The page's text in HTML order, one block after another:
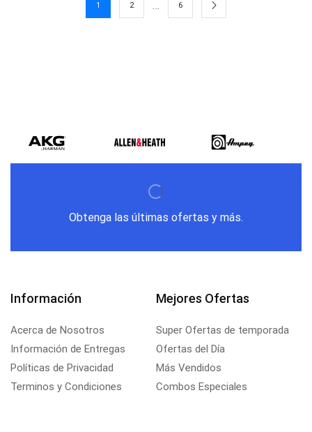
1 2 6
Obtenga las últimas ofertas y más.
Información
Acerca de Nosotros
Información de Entregas
Políticas de Privacidad
Terminos y Condiciones
Mejores Ofertas
Super Ofertas de temporada
Ofertas del Día
Más Vendidos
Combos Especiales